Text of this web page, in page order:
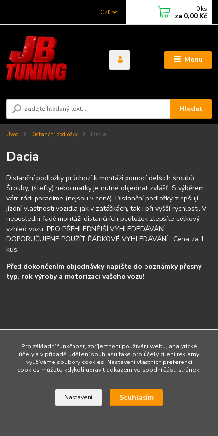
Menu
CZK
Hledat
0 ks
za 0,00 Kč
Úvod Distanční podložky Dacia
Dacia
Distanční podložky průchozí k montáži pomocí delších šroubů.
Šrouby, (štefty) nebo matky je nutné objednat zvlášť. S výběrem
vám rádi poradíme (nejsou v ceně). Distanční podložky zlepšují
jízdní vlastnosti vozidla jak v zatáčkách, tak i při vyšší rychlosti. V
neposlední řadě montáži distančních podložek zlepšíte celkový
vzhled vozu. PRO PŘEHLEDNĚJŠÍ VYHLEDEDÁVÁNÍ
DOPORUČUJEME POUŽÍT ŘÁDKOVÉ VYHLEDÁVÁNÍ. Cena za 1
kus.
Před dokončením objednávky napište do poznámky přesný
typ, rok výroby a motorizaci vašeho vozu!
Upravit sběr cookies.
Vytvořeno na Eshop-rychle.cz
Pro základní funkčnost, zpříjemnění používání webu, analytické
účely a v případě udělení souhlasu také pro účely cílení reklamy
využíváme soubory cookies. Nastavení vlastních preferencí
cookies můžete kdykoli upravit odkazem ve spodní části stránek.
Nastavení Souhlasím